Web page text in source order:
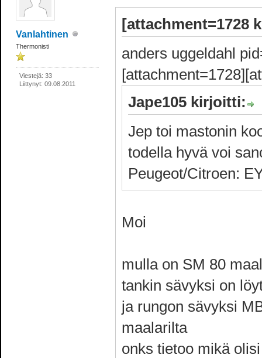
Vanlahtinen
Thermonisti
Viestejä: 33
Liittynyt: 09.08.2011
[attachment=1728
anders uggeldahl
Jape105 kirjoitti:
Jep toi mastonin
todella hyvä voi
Peugeot/Citroen:
Moi
mulla on SM 80
tankin sävyksi on
ja rungon sävyksi
maalarilta
onks tietoo mikä